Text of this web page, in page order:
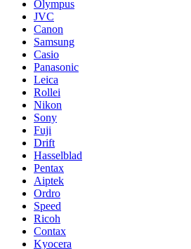
Olympus
JVC
Canon
Samsung
Casio
Panasonic
Leica
Rollei
Nikon
Sony
Fuji
Drift
Hasselblad
Pentax
Aiptek
Ordro
Speed
Ricoh
Contax
Kyocera